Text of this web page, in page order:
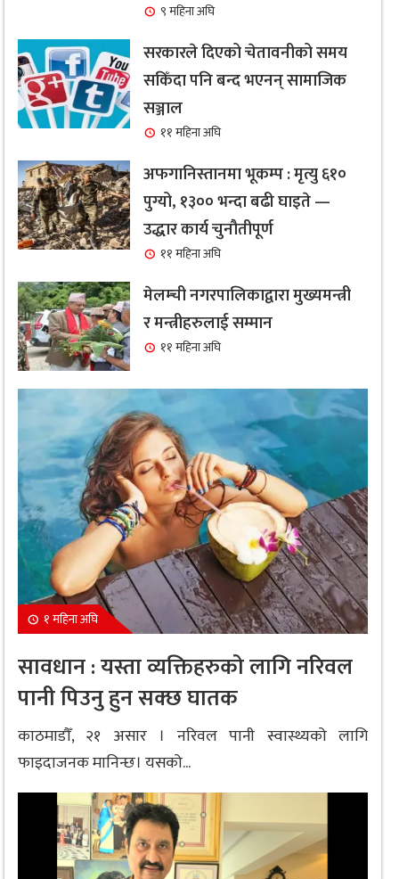
९ महिना अघि
सरकारले दिएको चेतावनीको समय
सकिँदा पनि बन्द भएनन् सामाजिक
सञ्जाल
११ महिना अघि
अफगानिस्तानमा भूकम्प : मृत्यु ६१०
पुग्यो, १३०० भन्दा बढी घाइते —
उद्धार कार्य चुनौतीपूर्ण
११ महिना अघि
मेलम्ची नगरपालिकाद्वारा मुख्यमन्त्री
र मन्त्रीहरुलाई सम्मान
११ महिना अघि
१ महिना अघि
सावधान : यस्ता व्यक्तिहरुको लागि नरिवल
पानी पिउनु हुन सक्छ घातक
काठमाडौँ, २१ असार । नरिवल पानी स्वास्थ्यको लागि
फाइदाजनक मानिन्छ। यसको...